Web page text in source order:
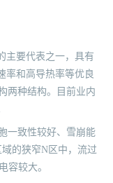
主要代表之一，具有
率和高导热率等优良
两种结构。目前业内
一致性较好、雪崩能
的狭窄N区中，流过
容较大。